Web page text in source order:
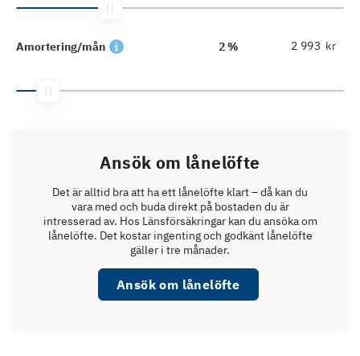
Amortering/mån 2 % kr
Ansök om lånelöfte
Det är alltid bra att ha ett lånelöfte klart – då kan du
vara med och buda direkt på bostaden du är
intresserad av. Hos Länsförsäkringar kan du ansöka om
lånelöfte. Det kostar ingenting och godkänt lånelöfte
gäller i tre månader.
Ansök om lånelöfte